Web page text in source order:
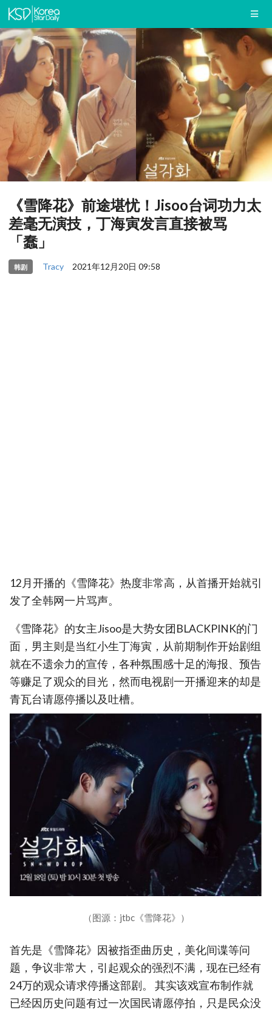
《雪降花》前途堪忧！Jisoo台词功力太
差毫无演技，丁海寅发言直接被骂
「蠢」
韩剧 Tracy 2021年12月20日 09:58
12月开播的《雪降花》热度非常高，从首播开始就引
发了全韩网一片骂声。
《雪降花》的女主Jisoo是大势女团BLACKPINK的门
面，男主则是当红小生丁海寅，从前期制作开始剧组
就在不遗余力的宣传，各种氛围感十足的海报、预告
等赚足了观众的目光，然而电视剧一开播迎来的却是
青瓦台请愿停播以及吐槽。
（图源：jtbc《雪降花》）
首先是《雪降花》因被指歪曲历史，美化间谍等问
题，争议非常大，引起观众的强烈不满，现在已经有
24万的观众请求停播这部剧。 其实该戏宣布制作就
已经因历史问题有过一次国民请愿停拍，只是民众没